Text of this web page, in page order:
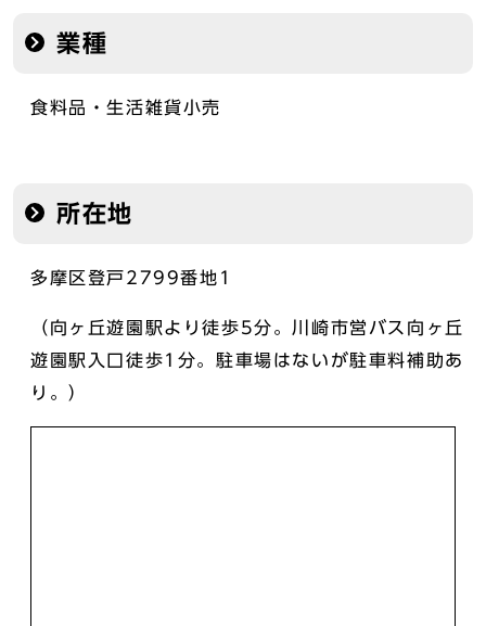
業種
食料品・生活雑貨小売
所在地
多摩区登戸2799番地1
（向ヶ丘遊園駅より徒歩5分。川崎市営バス向ヶ丘
遊園駅入口徒歩1分。駐車場はないが駐車料補助あ
り。）